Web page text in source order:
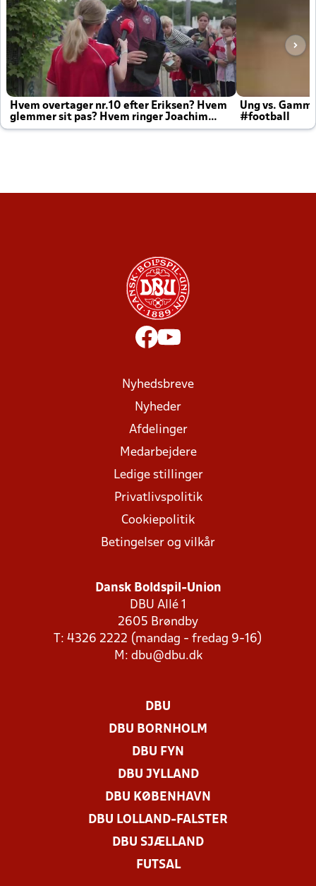
Hvem overtager nr.10 efter Eriksen? Hvem
glemmer sit pas? Hvem ringer Joachim
altid til efter kampe?
Ung vs.
#football
Nyhedsbreve
Nyheder
Afdelinger
Medarbejdere
Ledige stillinger
Privatlivspolitik
Cookiepolitik
Betingelser og vilkår
Dansk Boldspil-Union
DBU Allé 1
2605 Brøndby
T: 4326 2222 (mandag - fredag 9-16)
M: dbu@dbu.dk
DBU
DBU BORNHOLM
DBU FYN
DBU JYLLAND
DBU KØBENHAVN
DBU LOLLAND-FALSTER
DBU SJÆLLAND
FUTSAL